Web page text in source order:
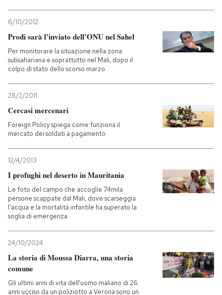
6/10/2012
Prodi sarà l’inviato dell’ONU nel Sahel
Per monitorare la situazione nella zona
subsahariana e soprattutto nel Mali, dopo il
colpo di stato dello scorso marzo
28/2/2011
Cercasi mercenari
Foreign Policy spiega come funziona il
mercato dei soldati a pagamento
12/4/2013
I profughi nel deserto in Mauritania
Le foto del campo che accoglie 74mila
persone scappate dal Mali, dove scarseggia
l'acqua e la mortalità infantile ha superato la
soglia di emergenza
24/10/2024
La storia di Moussa Diarra, una storia
comune
Gli ultimi anni di vita dell'uomo maliano di 26
anni ucciso da un poliziotto a Verona sono un